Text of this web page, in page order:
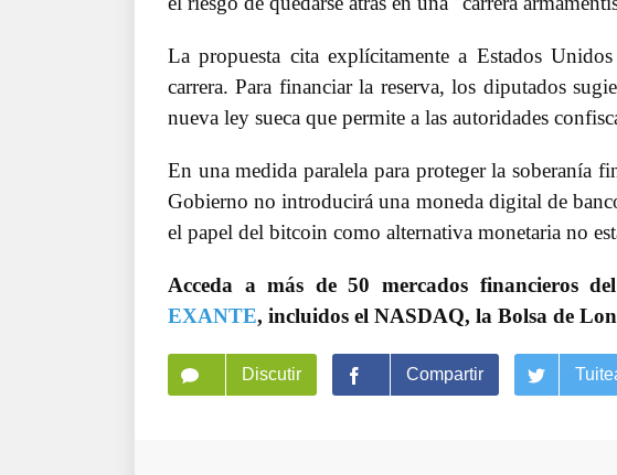
La propuesta cita explícitamente a Estados
carrera. Para financiar la reserva, los diputados
nueva ley sueca que permite a las autoridades
En una medida paralela para proteger la soberanía
Gobierno no introducirá una moneda digital de
el papel del bitcoin como alternativa monetaria no
Acceda a más de 50 mercados financieros
EXANTE, incluidos el NASDAQ, la Bolsa de
Discutir Compartir